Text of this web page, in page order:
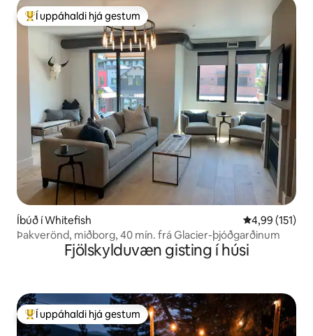
Í mestu uppáhaldi hjá gestum
Í uppáhaldi hjá gestum
Íbúð í Whitefish 4,99 af 5 í
4,99 (151)
Þakverönd, miðborg, 40 mín. frá Glacier-þjóðgarðinum
Fjölskylduvæn gisting í húsi
Í mestu uppáhaldi hjá gestum
Í uppáhaldi hjá gestum